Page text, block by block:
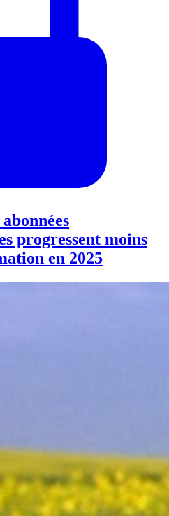
progressent moins
en 2025